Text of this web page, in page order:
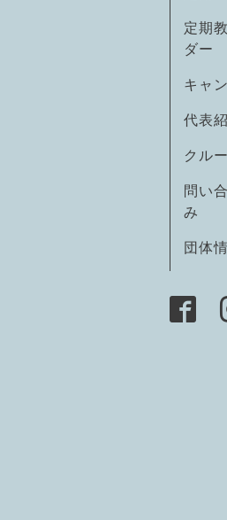
定期
ダー
キャ
代表
クル
問い
み
団体